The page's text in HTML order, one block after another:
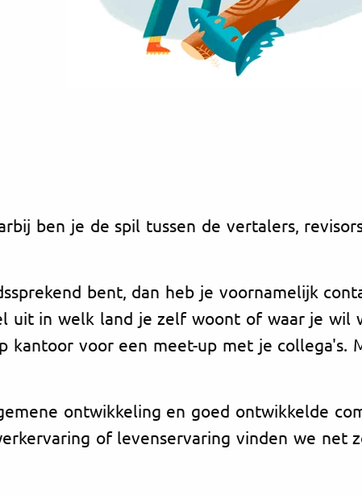
ben je de spil tussen de vertalers,
bent, dan heb je voornamelijk
uit in welk land je zelf woont of waar je wil
voor een meet-up met je collega's.
ontwikkeling en goed ontwikkelde
of levenservaring vinden we net